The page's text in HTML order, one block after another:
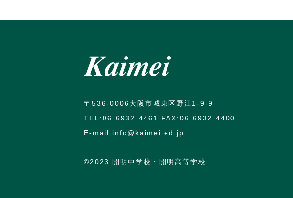
〒536-0006大阪市城東区野江1-9-9
TEL:06-6932-4461 FAX:06-6932-4400
E-mail:info@kaimei.ed.jp
©️2023 開明中学校・開明高等学校